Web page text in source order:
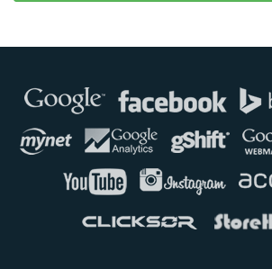
Genellikle anında yanıt verir